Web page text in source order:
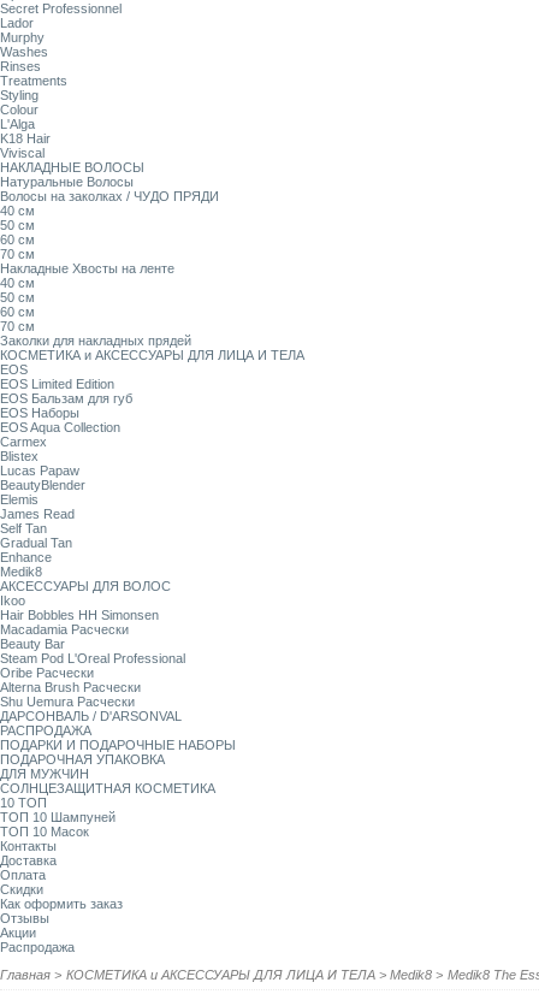
Secret Professionnel
Lador
Murphy
Washes
Rinses
Treatments
Styling
Colour
L'Alga
K18 Hair
Viviscal
НАКЛАДНЫЕ ВОЛОСЫ
Натуральные Волосы
Волосы на заколках / ЧУДО ПРЯДИ
40 см
50 см
60 см
70 см
Накладные Хвосты на ленте
40 см
50 см
60 см
70 см
Заколки для накладных прядей
КОСМЕТИКА и АКСЕССУАРЫ ДЛЯ ЛИЦА И ТЕЛА
EOS
EOS Limited Edition
EOS Бальзам для губ
EOS Наборы
EOS Aqua Collection
Carmex
Blistex
Lucas Papaw
BeautyBlender
Elemis
James Read
Self Tan
Gradual Tan
Enhance
Medik8
АКСЕССУАРЫ ДЛЯ ВОЛОС
Ikoo
Hair Bobbles HH Simonsen
Macadamia Расчески
Beauty Bar
Steam Pod L'Oreal Professional
Oribe Расчески
Alterna Brush Расчески
Shu Uemura Расчески
ДАРСОНВАЛЬ / D'ARSONVAL
РАСПРОДАЖА
ПОДАРКИ И ПОДАРОЧНЫЕ НАБОРЫ
ПОДАРОЧНАЯ УПАКОВКА
ДЛЯ МУЖЧИН
СОЛНЦЕЗАЩИТНАЯ КОСМЕТИКА
10 ТОП
ТОП 10 Шампуней
ТОП 10 Масок
Контакты
Доставка
Оплата
Скидки
Как оформить заказ
Отзывы
Акции
Распродажа
Главная > КОСМЕТИКА и АКСЕССУАРЫ ДЛЯ ЛИЦА И ТЕЛА > Medik8 > Medik8 The